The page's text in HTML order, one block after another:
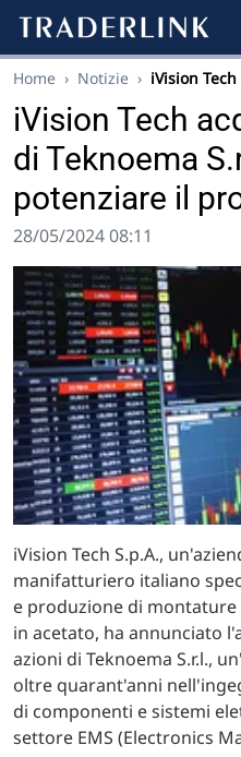
Home › Notizie › iVision
iVision Tech
di Teknoema
potenziare il
28/05/2024 08:11
iVision Tech S.p.A.,
manifatturiero italiano
e produzione di montature
in acetato, ha annunciato
azioni di Teknoema S.r.l.,
oltre quarant'anni
di componenti e sistemi
settore EMS (Electronics